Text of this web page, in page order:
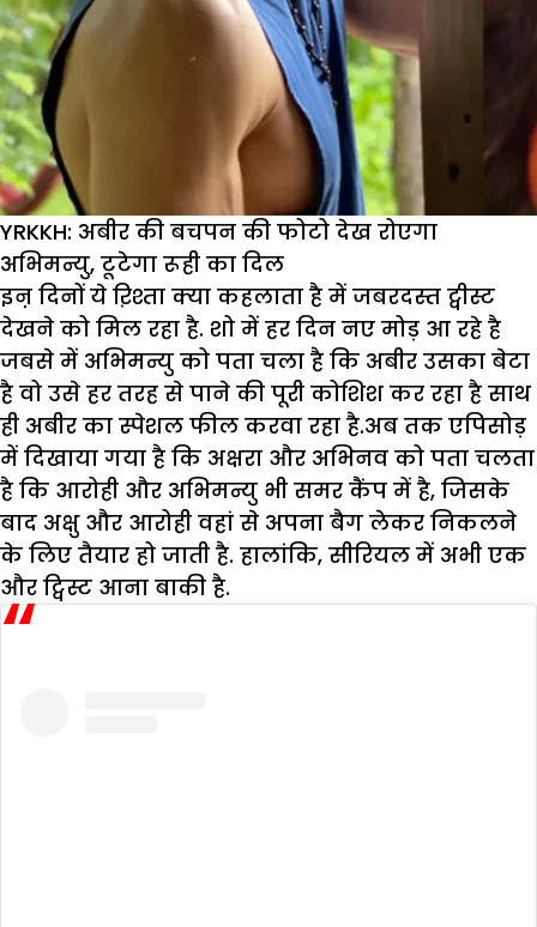
YRKKH: अबीर की बचपन की फोटो देख रोएगा
अभिमन्यु, टूटेगा रूही का दिल
इऩ दिनों ये ऱिश्ता क्या कहलाता है में जबरदस्त ट्वीस्ट
देखने को मिल रहा है. शो में हर दिन नए मोड़ आ रहे है
जबसे में अभिमन्यु को पता चला है कि अबीर उसका बेटा
है वो उसे हर तरह से पाने की पूरी कोशिश कर रहा है साथ
ही अबीर का स्पेशल फील करवा रहा है.अब तक एपिसोड़
में दिखाया गया है कि अक्षरा और अभिनव को पता चलता
है कि आरोही और अभिमन्यु भी समर कैंप में है, जिसके
बाद अक्षु और आरोही वहां से अपना बैग लेकर निकलने
के लिए तैयार हो जाती है. हालांकि, सीरियल में अभी एक
और ट्विस्ट आना बाकी है.